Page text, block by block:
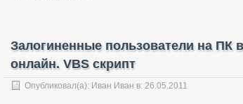
Залогиненные пользователи на ПК
онлайн. VBS скрипт
Опубликовал(а): Иван Иван в: 26.05.2011